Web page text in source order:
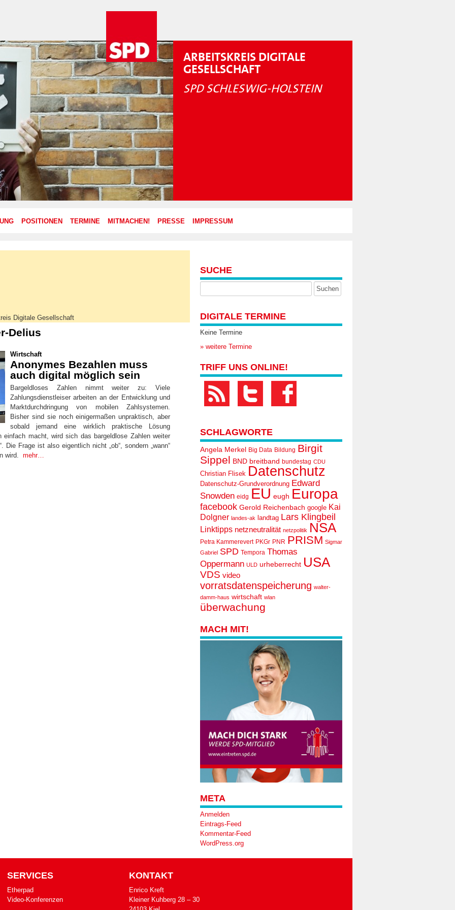
ARBEITSKREIS DIGITALE
GESELLSCHAFT
SPD SCHLESWIG-HOLSTEIN
POSITIONEN TERMINE MITMACHEN! PRESSE IMPRESSUM
Digitale Gesellschaft
Delius
Wirtschaft
Anonymes Bezahlen muss
auch digital möglich sein
Bargeldloses Zahlen nimmt weiter zu: Viele
Zahlungsdienstleiser arbeiten an der Entwicklung und
Marktdurchdringung von mobilen Zahlsystemen.
Bisher sind sie noch einigermaßen unpraktisch, aber
sobald jemand eine wirklich praktische Lösung
einfach macht, wird sich das bargeldlose Zahlen weiter
Die Frage ist also eigentlich nicht „ob“, sondern „wann“
wird. mehr…
SUCHE
DIGITALE TERMINE
Keine Termine
» weitere Termine
TRIFF UNS ONLINE!
SCHLAGWORTE
Angela Merkel Big Data Bildung Birgit
Sippel BND breitband bundestag CDU
Christian Flisek Datenschutz
Datenschutz-Grundverordnung Edward
Snowden eidg EU eugh Europa
facebook Gerold Reichenbach google Kai
Dolgner landes-ak landtag Lars Klingbeil
Linktipps netzneutralität netzpolitik NSA
Petra Kammerevert PKGr PNR PRISM Sigmar
Gabriel SPD Tempora Thomas
Oppermann ULD urheberrecht USA
VDS video
vorratsdatenspeicherung walter-
damm-haus wirtschaft wlan
überwachung
MACH MIT!
META
Anmelden
Eintrags-Feed
Kommentar-Feed
WordPress.org
SERVICES
Etherpad
Video-Konferenzen
KONTAKT
Enrico Kreft
Klei­ner Kuh­berg 28 – 30